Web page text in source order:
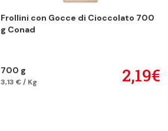
Frollini con Gocce di Cioccolato 700
g Conad
700 g
3,13 € / Kg 2,19€